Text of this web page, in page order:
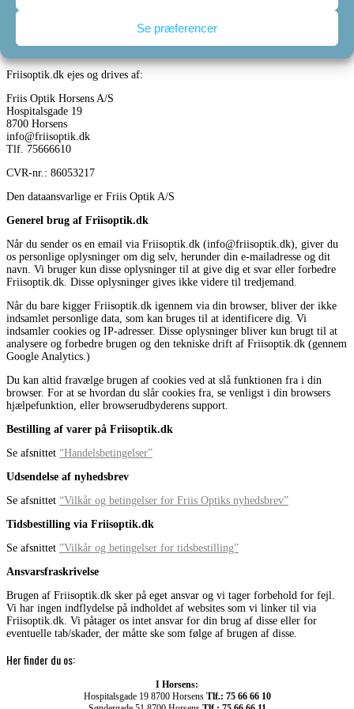
Se præferencer
gør det, og hvordan vi gør det.
Når du klikker dig ind på Friisoptik.dk, accepterer du nedenstående
Friisoptik.dk ejes og drives af:
Friis Optik Horsens A/S
Hospitalsgade 19
8700 Horsens
info@friisoptik.dk
Tlf. 75666610
CVR-nr.: 86053217
Den dataansvarlige er Friis Optik A/S
Generel brug af Friisoptik.dk
Når du sender os en email via Friisoptik.dk (info@friisoptik.dk), giver du
os personlige oplysninger om dig selv, herunder din e-mailadresse og dit
navn. Vi bruger kun disse oplysninger til at give dig et svar eller forbedre
Friisoptik.dk. Disse oplysninger gives ikke videre til tredjemand.
Når du bare kigger Friisoptik.dk igennem via din browser, bliver der ikke
indsamlet personlige data, som kan bruges til at identificere dig. Vi
indsamler cookies og IP-adresser. Disse oplysninger bliver kun brugt til at
analysere og forbedre brugen og den tekniske drift af Friisoptik.dk (gennem
Google Analytics.)
Du kan altid fravælge brugen af cookies ved at slå funktionen fra i din
browser. For at se hvordan du slår cookies fra, se venligst i din browsers
hjælpefunktion, eller browserudbyderens support.
Bestilling af varer på Friisoptik.dk
Se afsnittet “Handelsbetingelser”
Udsendelse af nyhedsbrev
Se afsnittet “Vilkår og betingelser for Friis Optiks nyhedsbrev”
Tidsbestilling via Friisoptik.dk
Se afsnittet ”Vilkår og betingelser for tidsbestilling”
Ansvarsfraskrivelse
Brugen af Friisoptik.dk sker på eget ansvar og vi tager forbehold for fejl.
Vi har ingen indflydelse på indholdet af websites som vi linker til via
Friisoptik.dk. Vi påtager os intet ansvar for din brug af disse eller for
eventuelle tab/skader, der måtte ske som følge af brugen af disse.
Her finder du os:
I Horsens:
Hospitalsgade 19 8700 Horsens Tlf.: 75 66 66 10